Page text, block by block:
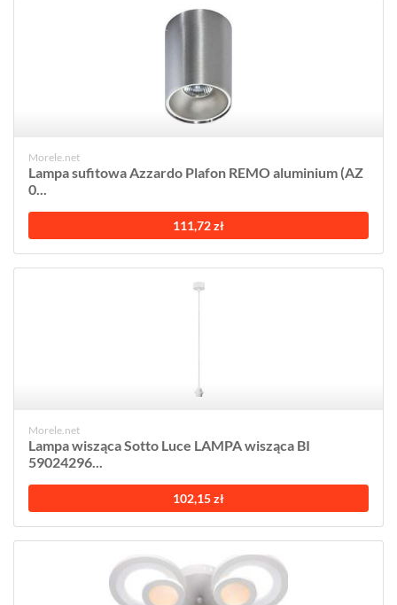
Morele.net
Lampa sufitowa Azzardo Plafon REMO aluminium (AZ
0...
111,72 zł
Morele.net
Lampa wisząca Sotto Luce LAMPA wisząca BI
59024296...
102,15 zł